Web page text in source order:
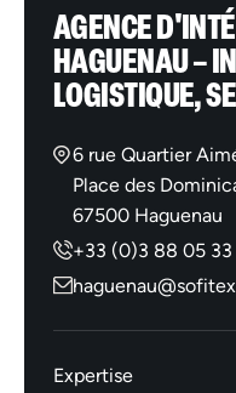
AGENCE
HAGUENAU –
LOGISTIQUE,
6 rue Quartier
Place des
67500 Haguenau
+33 (0)3 88 05
Expertise